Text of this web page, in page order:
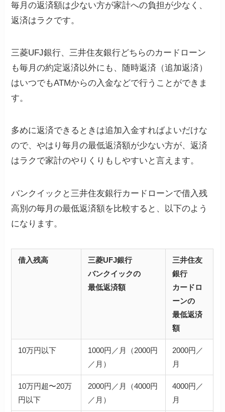
毎月の返済額は少ない方が家計への負担が少なく、
返済はラクです。
三菱UFJ銀行、三井住友銀行どちらのカードローン
も毎月の約定返済以外にも、随時返済（追加返済）
はいつでもATMからの入金などで行うことができま
す。
多めに返済できるときは追加入金すればよいだけな
ので、やはり毎月の最低返済額が少ない方が、返済
はラクで家計のやりくりもしやすいと言えます。
バンクイックと三井住友銀行カードローンで借入残
高別の毎月の最低返済額を比較すると、以下のよう
になります。
借入残高
三菱UFJ銀行
バンクイックの
最低返済額
三井住友
銀行
カードロ
ーンの
最低返済
額
10万円以下
1000円／月（2000円
／月）
2000円／
月
10万円超〜20万
円以下
2000円／月（4000円
／月）
4000円／
月